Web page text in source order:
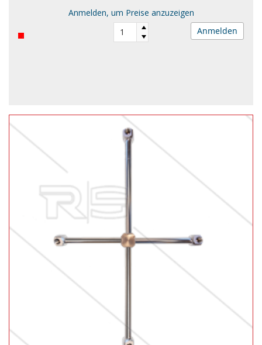
Anmelden, um Preise anzuzeigen
Anmelden